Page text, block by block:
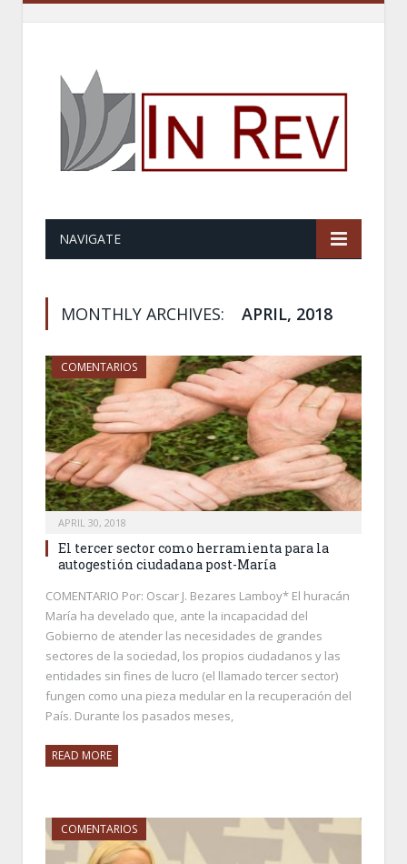
NAVIGATE
MONTHLY ARCHIVES: APRIL, 2018
COMENTARIOS
APRIL 30, 2018
El tercer sector como herramienta para la
autogestión ciudadana post-María
COMENTARIO Por: Oscar J. Bezares Lamboy* El huracán
María ha develado que, ante la incapacidad del
Gobierno de atender las necesidades de grandes
sectores de la sociedad, los propios ciudadanos y las
entidades sin fines de lucro (el llamado tercer sector)
fungen como una pieza medular en la recuperación del
País. Durante los pasados meses,
READ MORE
COMENTARIOS